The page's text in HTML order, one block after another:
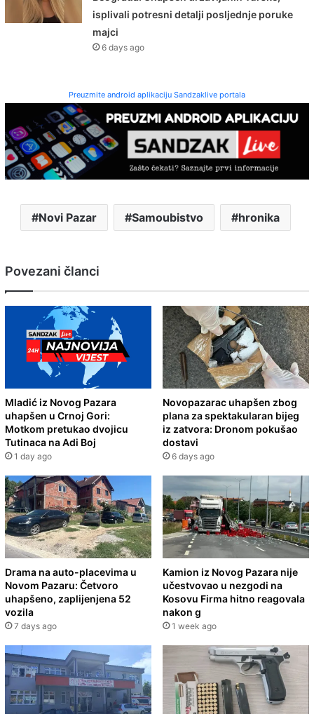
isplivali potresni detalji posljednje poruke
majci
6 days ago
Preuzmite android aplikaciju Sandzaklive portala
Novi Pazar Samoubistvo hronika
Povezani članci
Mladić iz Novog Pazara
uhapšen u Crnoj Gori:
Motkom pretukao dvojicu
Tutinaca na Adi Boj
1 day ago
Novopazarac uhapšen zbog
plana za spektakularan bijeg
iz zatvora: Dronom pokušao
dostavi
6 days ago
Drama na auto-placevima u
Novom Pazaru: Četvoro
uhapšeno, zaplijenjena 52
vozila
7 days ago
Kamion iz Novog Pazara nije
učestvovao u nezgodi na
Kosovu Firma hitno reagovala
nakon g
1 week ago